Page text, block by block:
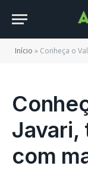
Início » Conheça o Vale do
Javari,
com